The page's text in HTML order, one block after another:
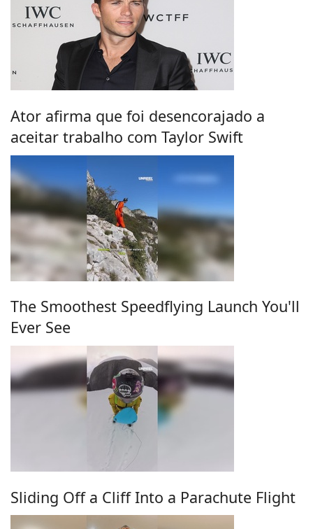
Ator afirma que foi desencorajado a
aceitar trabalho com Taylor Swift
The Smoothest Speedflying Launch You'll
Ever See
Sliding Off a Cliff Into a Parachute Flight